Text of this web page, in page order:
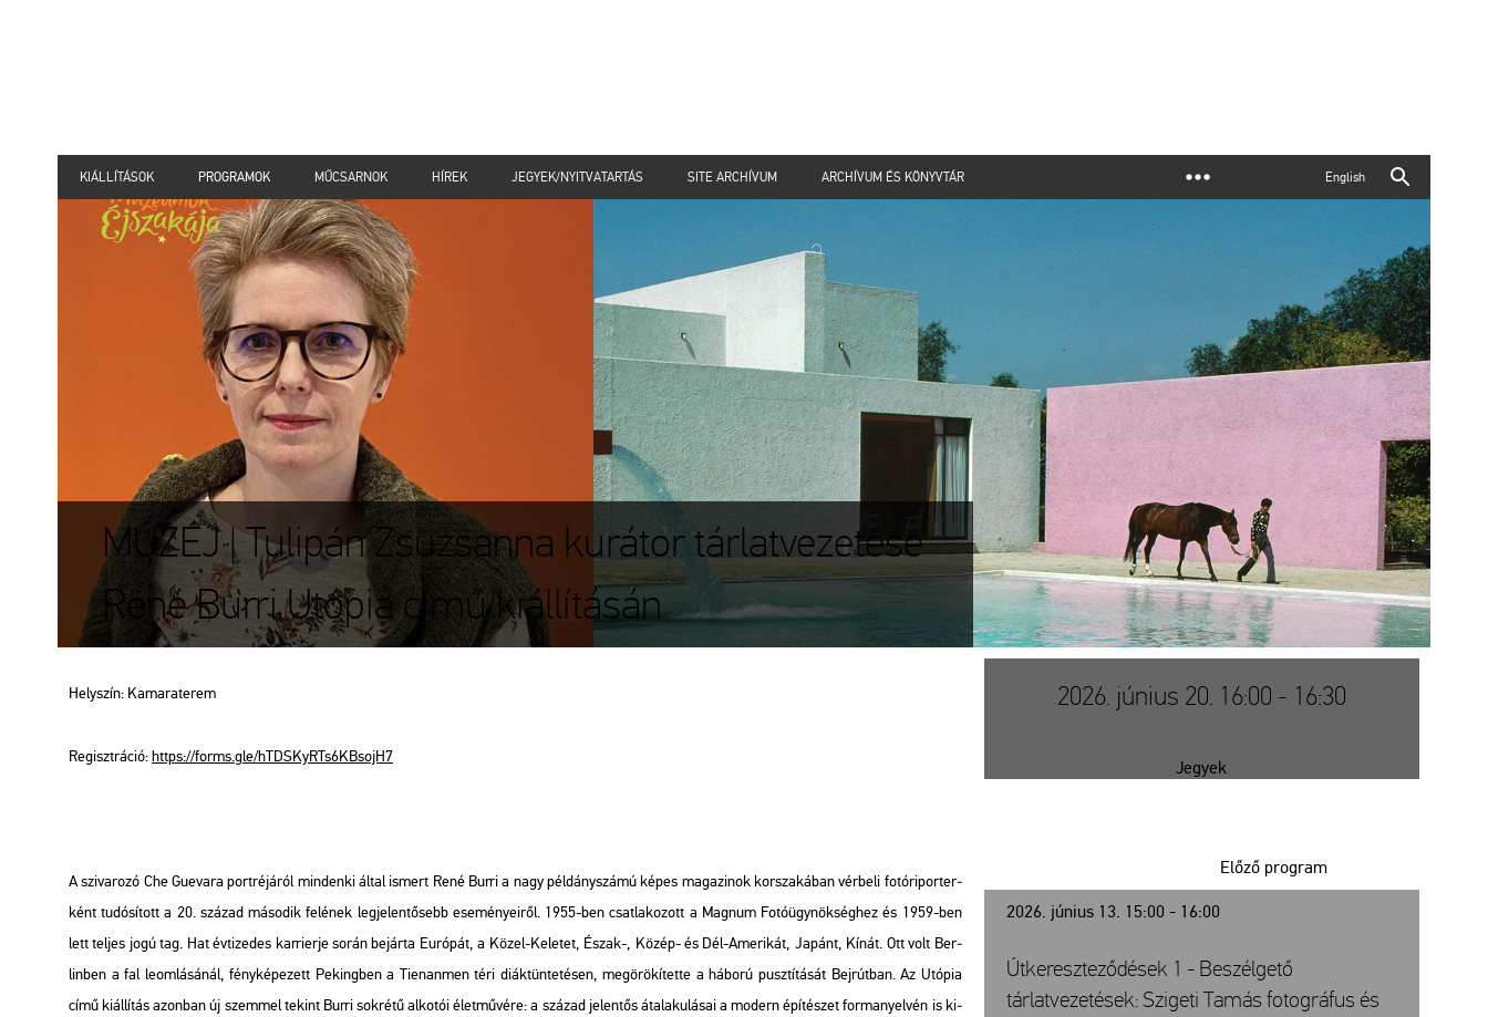
KIÁLLÍTÁSOK PROGRAMOK MŰCSARNOK HÍREK JEGYEK/NYITVATARTÁS SITE ARCHÍVUM ARCHÍVUM ÉS KÖNYVTÁR English
MÚZÉJ | Tulipán Zsuzsanna kurátor tárlatvezetése
René Burri Utópia című kiállításán
Hely­szín: Ka­ma­ra­te­rem
Re­giszt­rá­ció:https://​forms.​gle/​hTD​SKyR​Ts6K​Bsoj​H7
A szi­va­ro­zó Che Gu­e­va­ra port­ré­já­ról min­den­ki által is­mert René Burri a nagy pél­dány­szá­mú képes ma­ga­zi­nok kor­sza­ká­ban vér­be­li fo­tó­ri­por­ter­
ként tu­dó­sí­tott a 20. szá­zad má­so­dik fe­lé­nek leg­je­len­tő­sebb ese­mé­nye­i­ről. 1955-ben csat­la­ko­zott a Mag­num Fo­tó­ügy­nök­ség­hez és 1959-ben
lett tel­jes jogú tag. Hat év­ti­ze­des kar­ri­er­je során be­jár­ta Eu­ró­pát, a Közel-Ke­le­tet, Észak-, Közép- és Dél-Ame­ri­kát, Ja­pánt, Kínát. Ott volt Ber­
lin­ben a fal le­om­lá­sá­nál, fény­ké­pe­zett Pe­king­ben a Ti­en­an­men téri di­ák­tün­te­té­sen, meg­örö­kí­tet­te a há­bo­rú pusz­tí­tá­sát Bej­rút­ban. Az Utó­pia
című ki­ál­lí­tás azon­ban új szem­mel te­kint Burri sok­ré­tű al­ko­tói élet­mű­vé­re: a szá­zad je­len­tős át­ala­ku­lá­sai a mo­dern épí­té­szet for­ma­nyel­vén is ki­
2026. június 20. 16:00 - 16:30
Jegyek
2026. június 13. 15:00 - 16:00
Előző program
Útkereszteződések 1 - Beszélgető
tárlatvezetések: Szigeti Tamás fotográfus és